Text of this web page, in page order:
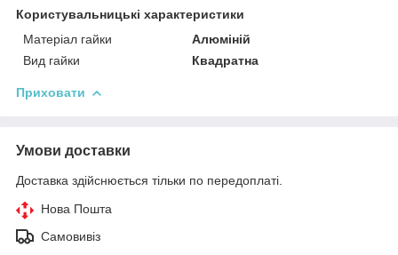
Користувальницькі характеристики
Матеріал гайки
Алюміній
Вид гайки
Квадратна
Приховати
Умови доставки
Доставка здійснюється тільки по передоплаті.
Нова Пошта
Самовивіз